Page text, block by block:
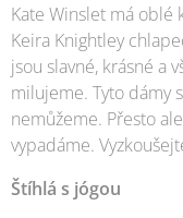
Kate Winslet má oblé
Keira Knightley
jsou slavné, krásné a
milujeme. Tyto dámy
nemůžeme. Přesto
vypadáme.
Štíhlá s jógou